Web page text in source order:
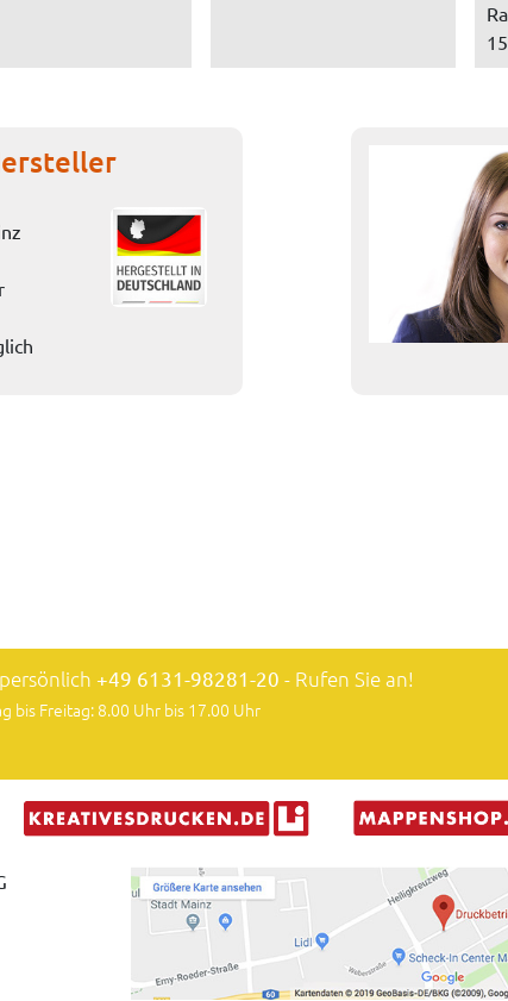
+49 6131-98281-20 - Rufen Sie an!
bis Freitag: 8.00 Uhr bis 17.00 Uhr